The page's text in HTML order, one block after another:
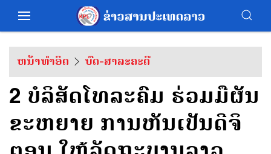
ຫນ້າທຳອິດ ບົດ-ສາລະຄະດີ
2 ບໍລິສັດໂທລະຄົມ ຮ່ວມມືຜັນ
ຂະຫຍາຍ ການຫັນເປັນດີຈິ